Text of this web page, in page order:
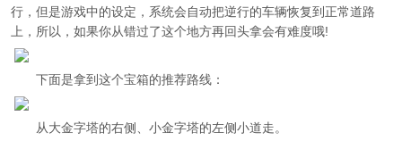
行，但是游戏中的设定，系统会自动把逆行的车辆恢复到正常道路
上，所以，如果你从错过了这个地方再回头拿会有难度哦!
下面是拿到这个宝箱的推荐路线：
从大金字塔的右侧、小金字塔的左侧小道走。